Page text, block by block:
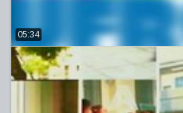
05:34